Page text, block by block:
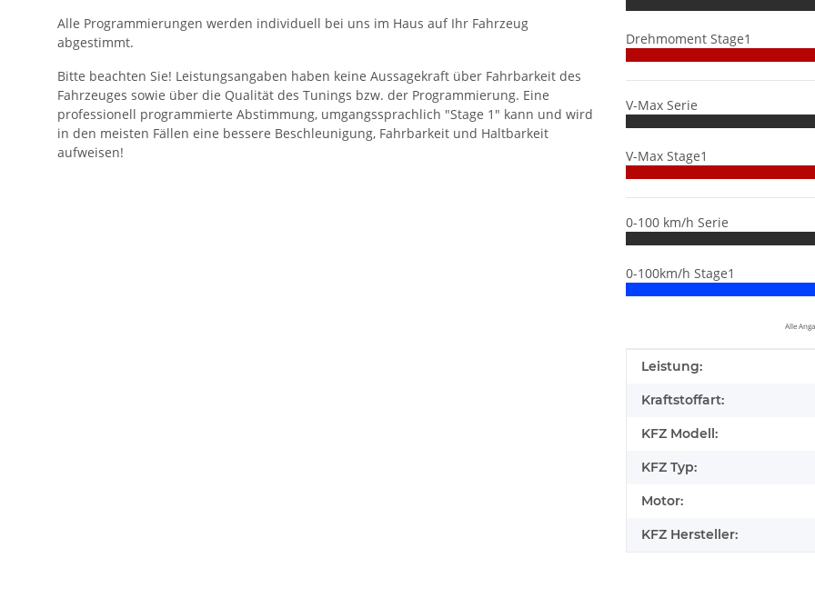
Alle Programmierungen werden individuell bei uns im Haus auf Ihr Fahrzeug
abgestimmt.
Bitte beachten Sie! Leistungsangaben haben keine Aussagekraft über Fahrbarkeit des
Fahrzeuges sowie über die Qualität des Tunings bzw. der Programmierung. Eine
professionell programmierte Abstimmung, umgangssprachlich "Stage 1" kann und wird
in den meisten Fällen eine bessere Beschleunigung, Fahrbarkeit und Haltbarkeit
aufweisen!
Drehmoment Stage1
V-Max Serie
V-Max Stage1
0-100 km/h Serie
0-100km/h Stage1
Alle
Produkteigenschaft
Wert
Leistung:
Kraftstoffart:
KFZ Modell:
KFZ Typ:
Motor:
KFZ Hersteller: